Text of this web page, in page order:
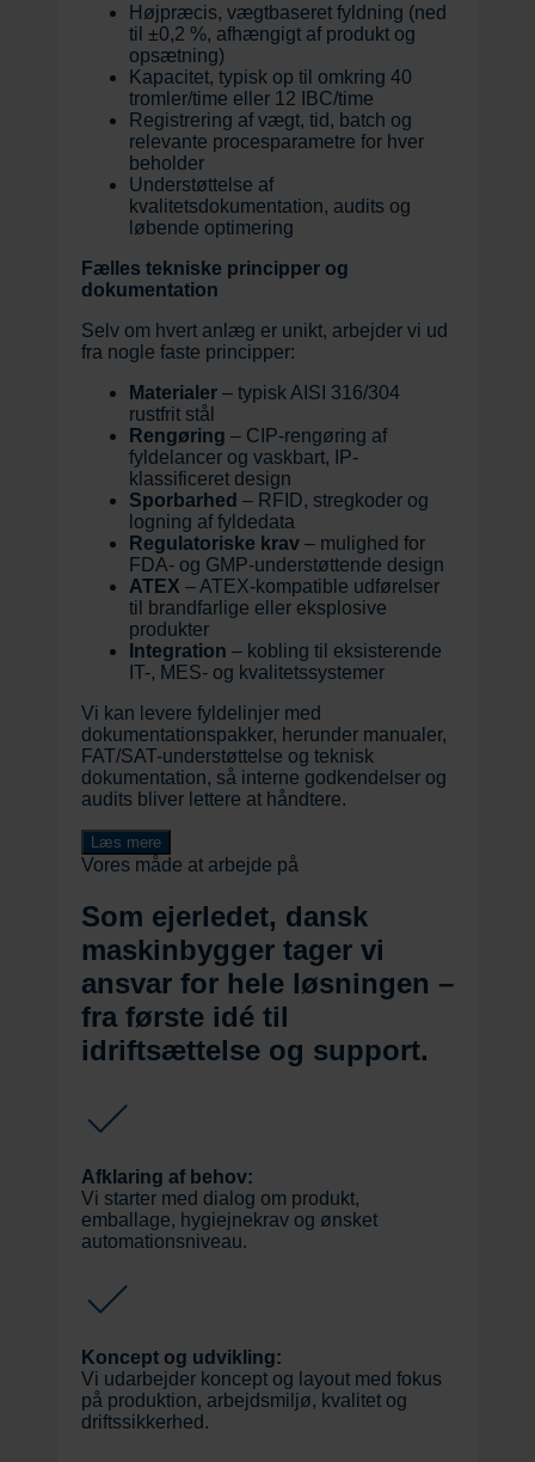
Højpræcis, vægtbaseret fyldning (ned
til ±0,2 %, afhængigt af produkt og
opsætning)
Kapacitet, typisk op til omkring 40
tromler/time eller 12 IBC/time
Registrering af vægt, tid, batch og
relevante procesparametre for hver
beholder
Understøttelse af
kvalitetsdokumentation, audits og
løbende optimering
Fælles tekniske principper og
dokumentation
Selv om hvert anlæg er unikt, arbejder vi ud
fra nogle faste principper:
Materialer – typisk AISI 316/304
rustfrit stål
Rengøring – CIP-rengøring af
fyldelancer og vaskbart, IP-
klassificeret design
Sporbarhed – RFID, stregkoder og
logning af fyldedata
Regulatoriske krav – mulighed for
FDA- og GMP-understøttende design
ATEX – ATEX-kompatible udførelser
til brandfarlige eller eksplosive
produkter
Integration – kobling til eksisterende
IT-, MES- og kvalitetssystemer
Vi kan levere fyldelinjer med
dokumentationspakker, herunder manualer,
FAT/SAT-understøttelse og teknisk
dokumentation, så interne godkendelser og
audits bliver lettere at håndtere.
Læs mere
Vores måde at arbejde på
Som ejerledet, dansk
maskinbygger tager vi
ansvar for hele løsningen –
fra første idé til
idriftsættelse og support.
Afklaring af behov:
Vi starter med dialog om produkt,
emballage, hygiejnekrav og ønsket
automationsniveau.
Koncept og udvikling:
Vi udarbejder koncept og layout med fokus
på produktion, arbejdsmiljø, kvalitet og
driftssikkerhed.